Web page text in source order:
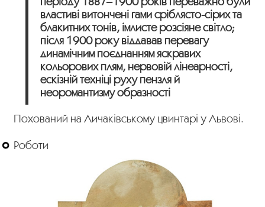
властиві витончені гами сріблясто-сірих та
блакитних тонів, імлисте розсіяне світло;
після 1900 року віддавав перевагу
динамічним поєднанням яскравих
кольорових плям, нервовій лінеарності,
ескізній техніці руху пензля й
неоромантизму образності
Похований на Личаківському цвинтарі у Львові.
Роботи